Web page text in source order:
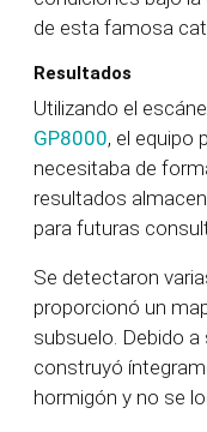
de esta famosa
Resultados
Utilizando el
GP8000, el equipo
necesitaba de
resultados
para futuras
Se detectaron
proporcionó un
subsuelo. Debido
construyó
hormigón y no se